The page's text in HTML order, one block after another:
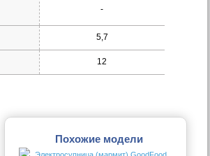
-
5,7
12
Похожие модели